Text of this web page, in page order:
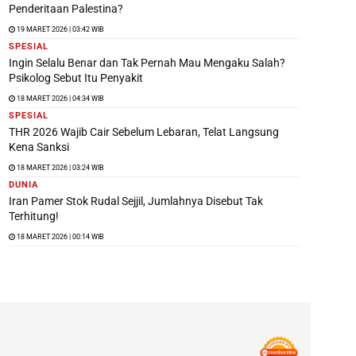
Penderitaan Palestina?
19 MARET 2026 | 03:42 WIB
SPESIAL
Ingin Selalu Benar dan Tak Pernah Mau Mengaku Salah?
Psikolog Sebut Itu Penyakit
18 MARET 2026 | 04:34 WIB
SPESIAL
THR 2026 Wajib Cair Sebelum Lebaran, Telat Langsung
Kena Sanksi
18 MARET 2026 | 03:24 WIB
DUNIA
Iran Pamer Stok Rudal Sejjil, Jumlahnya Disebut Tak
Terhitung!
18 MARET 2026 | 00:14 WIB